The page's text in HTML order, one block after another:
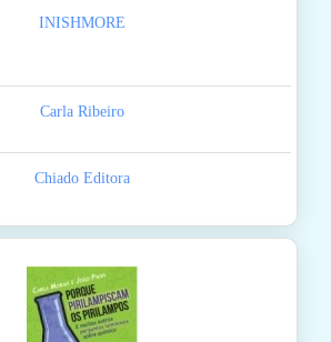
INISHMORE
Carla Ribeiro
Chiado Editora